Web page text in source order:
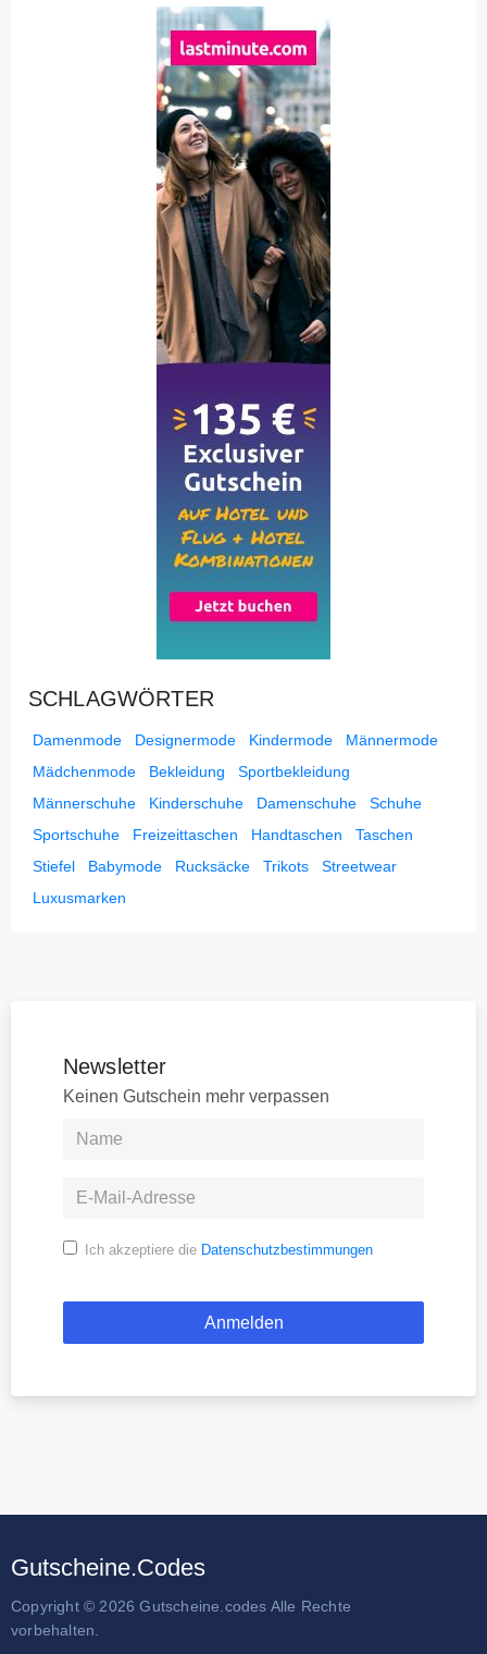
SCHLAGWÖRTER
Damenmode Designermode Kindermode
Männermode
Mädchenmode
Bekleidung
Sportbekleidung
Männerschuhe
Kinderschuhe Damenschuhe
Schuhe
Sportschuhe
Freizeittaschen Handtaschen
Taschen
Stiefel
Babymode Rucksäcke Trikots
Streetwear
Luxusmarken
Newsletter
Keinen Gutschein mehr verpassen
Ich akzeptiere die Datenschutzbestimmungen
Gutscheine.Codes
Copyright © 2026 Gutscheine.codes Alle Rechte
vorbehalten.